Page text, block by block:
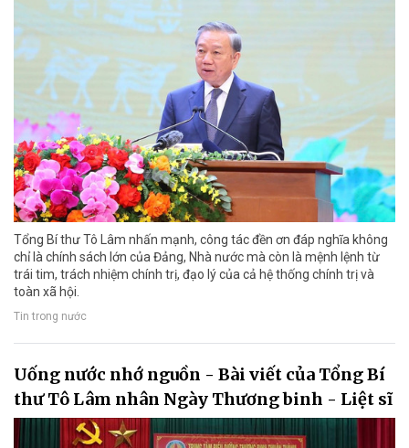
Tổng Bí thư Tô Lâm nhấn mạnh, công tác đền ơn đáp nghĩa không
chỉ là chính sách lớn của Đảng, Nhà nước mà còn là mệnh lệnh từ
trái tim, trách nhiệm chính trị, đạo lý của cả hệ thống chính trị và
toàn xã hội.
Tin trong nước
Uống nước nhớ nguồn - Bài viết của Tổng Bí
thư Tô Lâm nhân Ngày Thương binh - Liệt sĩ